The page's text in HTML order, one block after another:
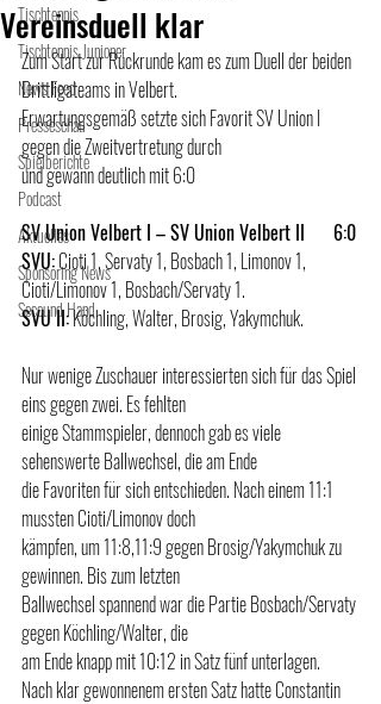
Tischtennis
Tischtennis Junioner
News Feed
Presseschau
Spielberichte
Podcast
Aktuelles
Sponsoring News
Secound Hand
Vereinsduell klar
Zum Start zur Rückrunde kam es zum Duell der beiden
Drittligateams in Velbert.
Erwartungsgemäß setzte sich Favorit SV Union I
gegen die Zweitvertretung durch
und gewann deutlich mit 6:0
SV Union Velbert I – SV Union Velbert II      6:0
SVU: Cioti 1, Servaty 1, Bosbach 1, Limonov 1,
Cioti/Limonov 1, Bosbach/Servaty 1.
SVU II: Köchling, Walter, Brosig, Yakymchuk.
Nur wenige Zuschauer interessierten sich für das Spiel
eins gegen zwei. Es fehlten
einige Stammspieler, dennoch gab es viele
sehenswerte Ballwechsel, die am Ende
die Favoriten für sich entschieden. Nach einem 11:1
mussten Cioti/Limonov doch
kämpfen, um 11:8,11:9 gegen Brosig/Yakymchuk zu
gewinnen. Bis zum letzten
Ballwechsel spannend war die Partie Bosbach/Servaty
gegen Köchling/Walter, die
am Ende knapp mit 10:12 in Satz fünf unterlagen.
Nach klar gewonnenem ersten Satz hatte Constantin